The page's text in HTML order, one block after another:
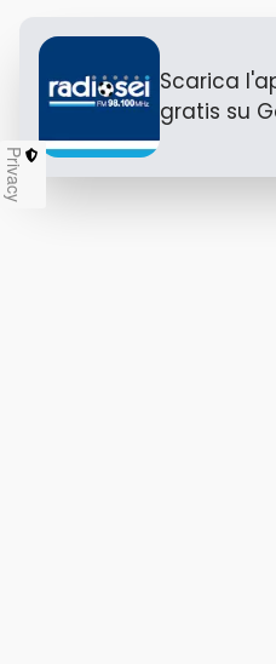
Scarica
gratis su
Privacy